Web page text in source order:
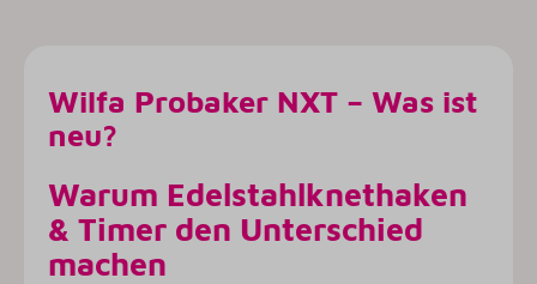
Wilfa Probaker NXT – Was ist
neu?
Warum Edelstahlknethaken
& Timer den Unterschied
machen